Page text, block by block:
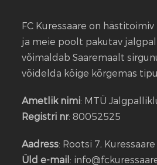
FC Kuressaare on
ja meie poolt pakutav
võimaldab Saaremaalt
võidelda kõige kõrgemas
Ametlik nimi: MTÜ
Registri nr: 80052525
Aadress: Rootsi 7, Kuressaare
Üld e-mail: